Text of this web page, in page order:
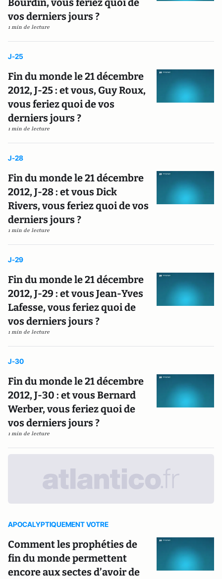
vos derniers jours ?
1 min de lecture
J-25
Fin du monde le 21 décembre
2012, J-25 : et vous, Guy Roux,
vous feriez quoi de vos
derniers jours ?
1 min de lecture
J-28
Fin du monde le 21 décembre
2012, J-28 : et vous Dick
Rivers, vous feriez quoi de vos
derniers jours ?
1 min de lecture
J-29
Fin du monde le 21 décembre
2012, J-29 : et vous Jean-Yves
Lafesse, vous feriez quoi de
vos derniers jours ?
1 min de lecture
J-30
Fin du monde le 21 décembre
2012, J-30 : et vous Bernard
Werber, vous feriez quoi de
vos derniers jours ?
1 min de lecture
APOCALYPTIQUEMENT VOTRE
Comment les prophéties de
fin du monde permettent
encore aux sectes d’avoir de